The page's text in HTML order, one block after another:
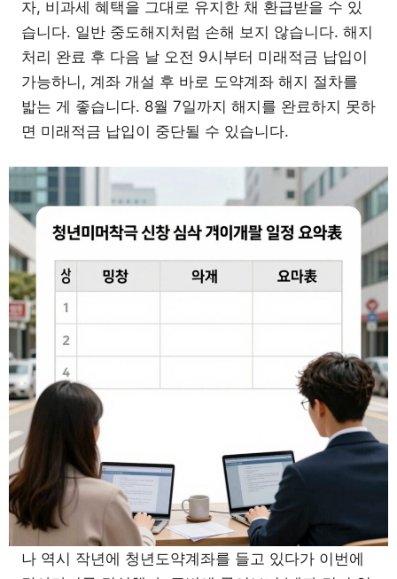
자, 비과세 혜택을 그대로 유지한 채 환급받을 수 있
습니다. 일반 중도해지처럼 손해 보지 않습니다. 해지
처리 완료 후 다음 날 오전 9시부터 미래적금 납입이
가능하니, 계좌 개설 후 바로 도약계좌 해지 절차를
밟는 게 좋습니다. 8월 7일까지 해지를 완료하지 못하
면 미래적금 납입이 중단될 수 있습니다.
나 역시 작년에 청년도약계좌를 들고 있다가 이번에